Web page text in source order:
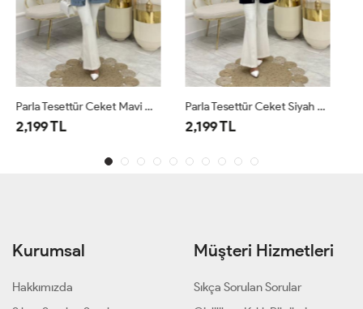
2,199 TL
SÜET BLAZER CEKET Taba
1,500 TL
Kurumsal
Hakkımızda
Müşteri Hizmetleri
Sıkça Sorulan Sorular